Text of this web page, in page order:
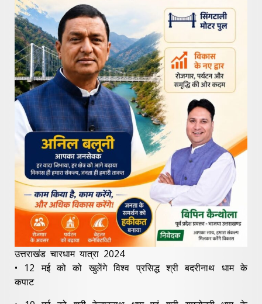
उत्तराखंड चारधाम यात्रा 2024
• 12 मई को को खुलेंगे विश्व प्रसिद्ध श्री बदरीनाथ धाम के
कपाट